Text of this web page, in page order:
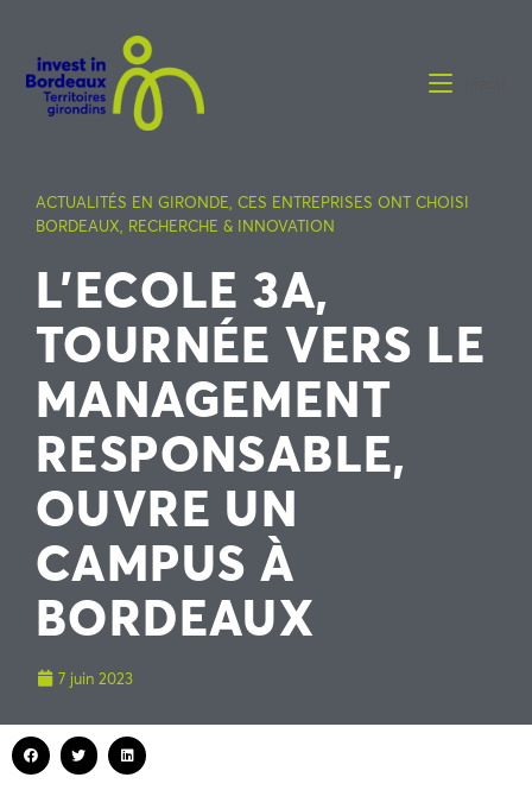
ACTUALITÉS EN GIRONDE, CES ENTREPRISES ONT CHOISI
BORDEAUX, RECHERCHE & INNOVATION
L’ECOLE 3A,
TOURNÉE VERS LE
MANAGEMENT
RESPONSABLE,
OUVRE UN
CAMPUS À
BORDEAUX
7 juin 2023